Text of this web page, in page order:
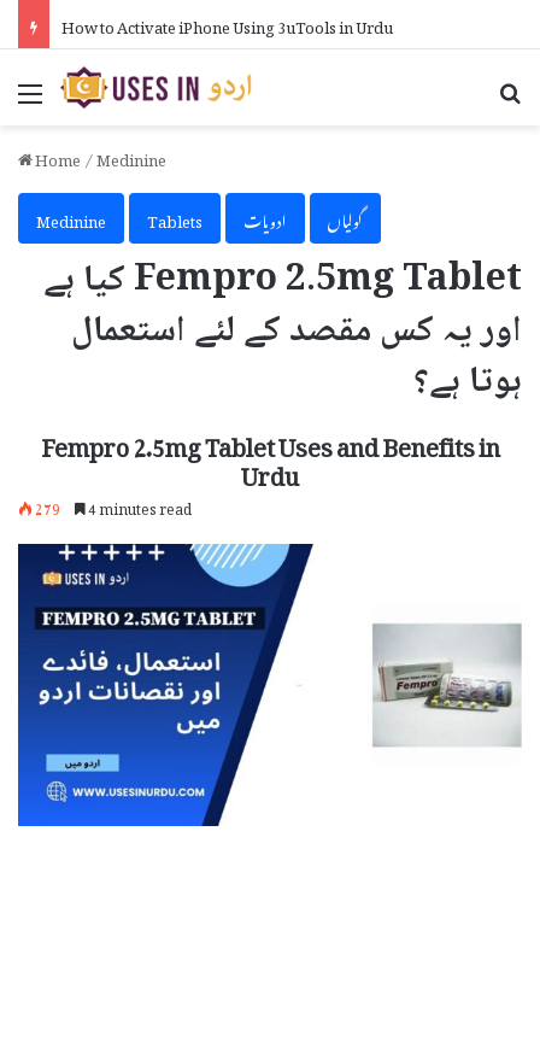
How Much Can You Earn from AdSense on Blogger in Urdu
Menu
Home/Medinine
Medinine
Tablets ادویات گولیاں
Fempro 2.5mg Tablet کیا ہے
اور یہ کس مقصد کے لئے استعمال
ہوتا ہے؟
Fempro 2.5mg Tablet Uses and Benefits in
Urdu
279 4 minutes read